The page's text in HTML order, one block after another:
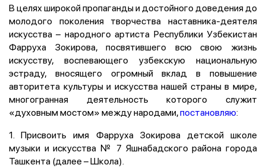
В целях широкой пропаганды и достойного доведения до
молодого поколения творчества наставника-деятеля
искусства – народного артиста Республики Узбекистан
Фарруха Зокирова, посвятившего всю свою жизнь
искусству, воспевающего узбекскую национальную
эстраду, вносящего огромный вклад в повышение
авторитета культуры и искусства нашей страны в мире,
многогранная деятельность которого служит
«духовным мостом» между народами,постановляю:
1. Присвоить имя Фарруха Зокирова детской школе
музыки и искусства № 7 Яшнабадского района города
Ташкента (далее – Школа).